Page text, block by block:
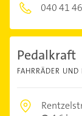
040 41
Pedalkraft
FAHRRÄDER UND